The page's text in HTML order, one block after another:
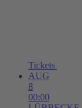
Tickets
AUG
8
00:00